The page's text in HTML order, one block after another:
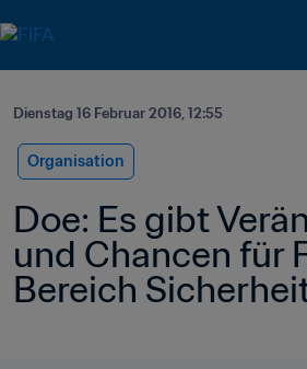
Dienstag 16 Februar 2016, 12:55
Organisation
Doe: Es gibt
und Chancen für
Bereich